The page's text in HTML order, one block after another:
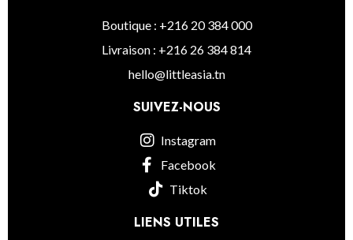
Boutique : +216 20 384 000
Livraison : +216 26 384 814
hello@littleasia.tn
SUIVEZ-NOUS
Instagram
Facebook
Tiktok
LIENS UTILES